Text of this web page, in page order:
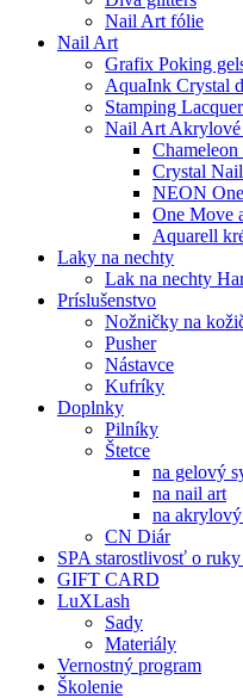
Nail Art fólie
Nail Art
Grafix Poking
AquaInk Crystal
Stamping
Nail Art
Crystal
NEON
One Move
Aquarell
Laky na nechty
Lak na nechty
Príslušenstvo
Nožničky na
Pusher
Nástavce
Kufríky
Doplnky
Pilníky
Štetce
na gelový
na nail art
na
CN Diár
SPA starostlivosť o
GIFT CARD
LuXLash
Sady
Materiály
Vernostný program
Školenie